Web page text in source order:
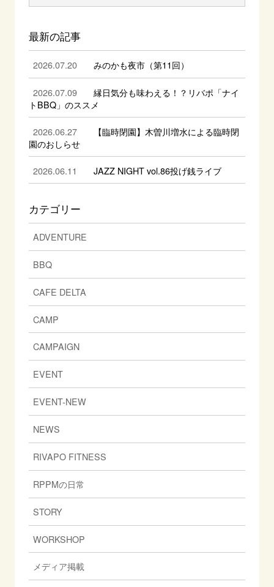
最新の記事
2026.07.20 みのかも夜市（第11回）
2026.07.09
縁日気分も味わえる！？リバポ「ナイ
トBBQ」のススメ
2026.06.27
【臨時閉園】木曽川増水による臨時閉
園のおしらせ
2026.06.11 JAZZ NIGHT vol.86投げ銭ライブ
カテゴリー
ADVENTURE
BBQ
CAFE DELTA
CAMP
CAMPAIGN
EVENT
EVENT-NEW
NEWS
RIVAPO FITNESS
RPPMの日常
STORY
WORKSHOP
メディア掲載